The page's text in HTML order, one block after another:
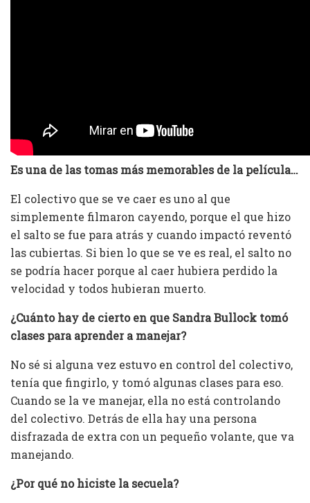
Es una de las tomas más memorables de la película…
El colectivo que se ve caer es uno al que
simplemente filmaron cayendo, porque el que hizo
el salto se fue para atrás y cuando impactó reventó
las cubiertas. Si bien lo que se ve es real, el salto no
se podría hacer porque al caer hubiera perdido la
velocidad y todos hubieran muerto.
¿Cuánto hay de cierto en que Sandra Bullock tomó
clases para aprender a manejar?
No sé si alguna vez estuvo en control del colectivo,
tenía que fingirlo, y tomó algunas clases para eso.
Cuando se la ve manejar, ella no está controlando
del colectivo. Detrás de ella hay una persona
disfrazada de extra con un pequeño volante, que va
manejando.
¿Por qué no hiciste la secuela?